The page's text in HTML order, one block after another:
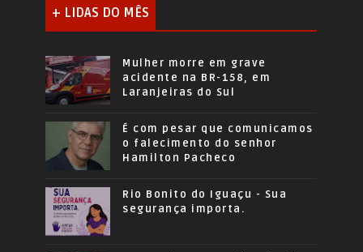
+ LIDAS DO MÊS
Mulher morre em grave
acidente na BR-158, em
Laranjeiras do Sul
É com pesar que comunicamos
o falecimento do senhor
Hamilton Pacheco
Rio Bonito do Iguaçu - Sua
segurança importa.